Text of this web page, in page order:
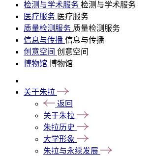
检测与学术服务 检测与学术服务
医疗服务 医疗服务
质量检测服务 质量检测服务
信息与传播 信息与传播
创意空间 创意空间
博物馆 博物馆
关于朱拉
返回
关于朱拉
朱拉历史
大学形象
朱拉与永续发展